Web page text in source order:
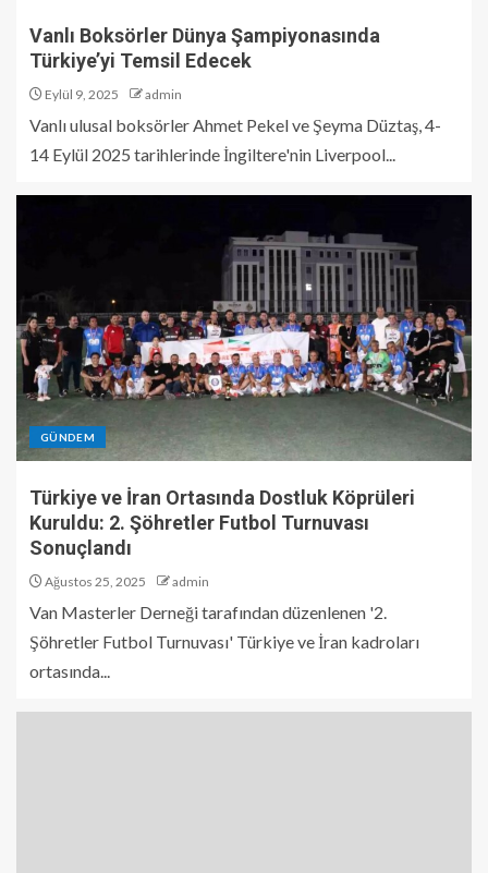
Vanlı Boksörler Dünya Şampiyonasında
Türkiye’yi Temsil Edecek
Eylül 9, 2025 admin
Vanlı ulusal boksörler Ahmet Pekel ve Şeyma Düztaş, 4-
14 Eylül 2025 tarihlerinde İngiltere'nin Liverpool...
GÜNDEM
Türkiye ve İran Ortasında Dostluk Köprüleri
Kuruldu: 2. Şöhretler Futbol Turnuvası
Sonuçlandı
Ağustos 25, 2025 admin
Van Masterler Derneği tarafından düzenlenen '2.
Şöhretler Futbol Turnuvası' Türkiye ve İran kadroları
ortasında...